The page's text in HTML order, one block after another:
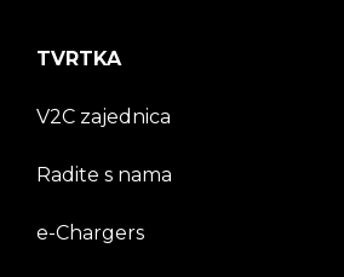
TVRTKA
V2C zajednica
Radite s nama
e-Chargers